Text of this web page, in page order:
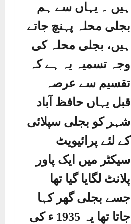
ہیں ۔ یہاں سے ہم
بجلی محلہ پہنچ جاتے
ہیں، بجلی محلہ کی
وجہ تسمیہ یہ ہے کہ
تقسیم سے عرصہ
قبل یہاں حافظ آباد
شہر کو بجلی سپلائی
کے لئے پرائیویٹ
سیکٹر میں ایک پاور
پلانٹ لگایا گیا تھا
جسے بجلی گھر کہا
جاتا تھا یہ 1935 ء کی